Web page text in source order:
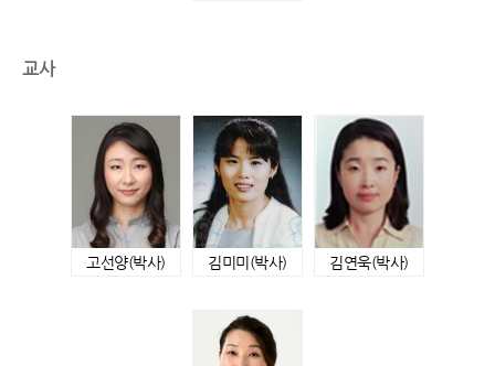
교사
고선양(박사) 김미미(박사) 김연욱(박사)